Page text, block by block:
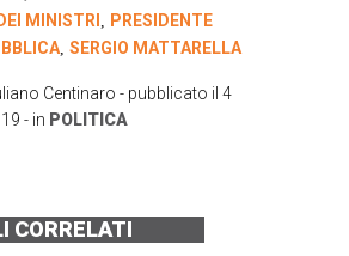
MINISTRI , PRESIDENTE
, SERGIO MATTARELLA
Centinaro - pubblicato il 4
- in POLITICA
CORRELATI